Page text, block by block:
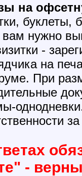
на
буклеты,
нужно
-
на
При
-